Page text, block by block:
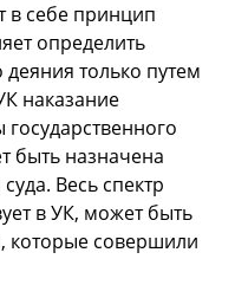
в себе принцип
определить
только путем
наказание
быть назначена
Весь спектр
в УК, может быть
которые совершили